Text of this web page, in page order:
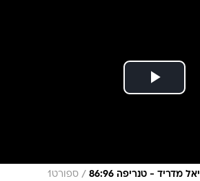
- טנריפה 86:96 / ספורט1